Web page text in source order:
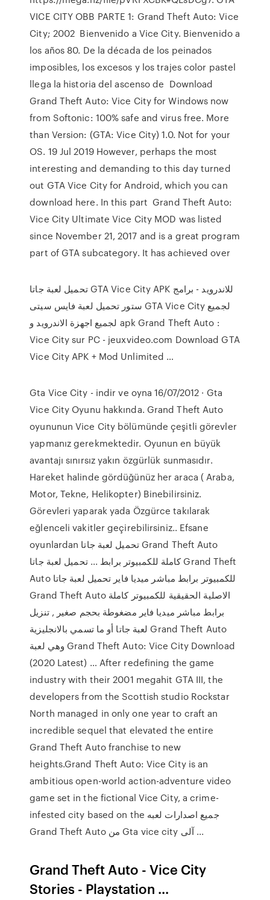
VICE CITY OBB PARTE 1: Grand Theft Auto: Vice
City; 2002 Bienvenido a Vice City. Bienvenido a
los años 80. De la década de los peinados
imposibles, los excesos y los trajes color pastel
llega la historia del ascenso de Download
Grand Theft Auto: Vice City for Windows now
from Softonic: 100% safe and virus free. More
than Version: (GTA: Vice City) 1.0. Not for your
OS. 19 Jul 2019 However, perhaps the most
interesting and demanding to this day turned
out GTA Vice City for Android, which you can
download here. In this part Grand Theft Auto:
Vice City Ultimate Vice City MOD was listed
since November 21, 2017 and is a great program
part of GTA subcategory. It has achieved over
تحميل لعبة جاتا GTA Vice City APK للاندرويد - برامج
ستور تحميل لعبة فايس سيتى GTA Vice City لجميع
لجميع اجهزة الاندرويد و apk Grand Theft Auto :
Vice City sur PC - jeuxvideo.com Download GTA
Vice City APK + Mod Unlimited …
Gta Vice City - indir ve oyna 16/07/2012 · Gta
Vice City Oyunu hakkında. Grand Theft Auto
oyununun Vice City bölümünde çeşitli görevler
yapmanız gerekmektedir. Oyunun en büyük
avantajı sınırsız yakın özgürlük sunmasıdır.
Hareket halinde gördüğünüz her araca ( Araba,
Motor, Tekne, Helikopter) Binebilirsiniz.
Görevleri yaparak yada Özgürce takılarak
eğlenceli vakitler geçirebilirsiniz.. Efsane
oyunlardan تحميل لعبة جاتا Grand Theft Auto
كاملة للكمبيوتر برابط ... تحميل لعبة جاتا Grand Theft
Auto للكمبيوتر برابط مباشر ميديا فاير تحميل لعبة جاتا
Grand Theft Auto الاصلية الحقيقية للكمبيوتر كاملة
برابط مباشر ميديا فاير مضغوطة بحجم صغير , تنزيل
لعبة جاتا أو ما تسمي بالانجليزية Grand Theft Auto
وهي لعبة Grand Theft Auto: Vice City Download
(2020 Latest) … After redefining the game
industry with their 2001 megahit GTA III, the
developers from the Scottish studio Rockstar
North managed in only one year to craft an
incredible sequel that elevated the entire
Grand Theft Auto franchise to new
heights.Grand Theft Auto: Vice City is an
ambitious open-world action-adventure video
game set in the fictional Vice City, a crime-
infested city based on the جميع اصدارات لعبه
Grand Theft Auto من Gta vice city آلى ...
Grand Theft Auto - Vice City
Stories - Playstation ...